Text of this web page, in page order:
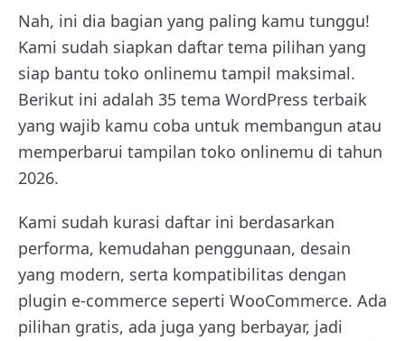
Nah, ini dia bagian yang paling kamu tunggu!
Kami sudah siapkan daftar tema pilihan yang
siap bantu toko onlinemu tampil maksimal.
Berikut ini adalah 35 tema WordPress terbaik
yang wajib kamu coba untuk membangun atau
memperbarui tampilan toko onlinemu di tahun
2026.
Kami sudah kurasi daftar ini berdasarkan
performa, kemudahan penggunaan, desain
yang modern, serta kompatibilitas dengan
plugin e-commerce seperti WooCommerce. Ada
pilihan gratis, ada juga yang berbayar, jadi